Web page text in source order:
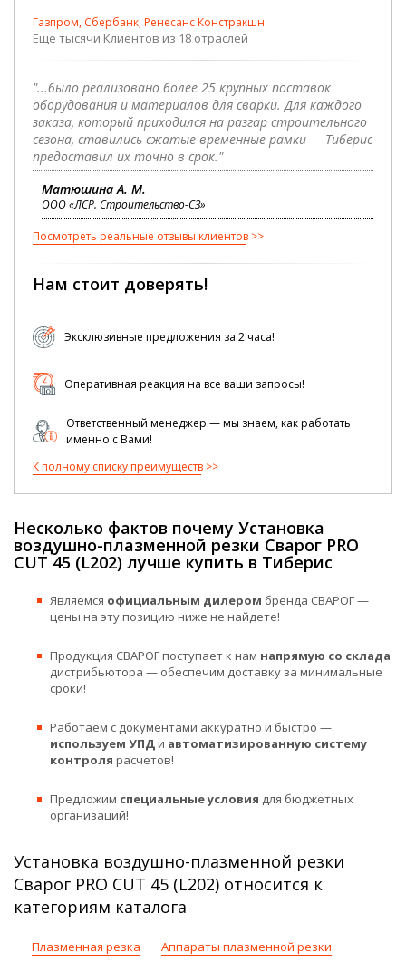
Газпром, Сбербанк, Ренесанс Констракшн
Еще тысячи Клиентов из 18 отраслей
"...было реализовано более 25 крупных поставок
оборудования и материалов для сварки. Для каждого
заказа, который приходился на разгар строительного
сезона, ставились сжатые временные рамки — Тиберис
предоставил их точно в срок."
Матюшина А. М.
ООО «ЛСР. Строительство-СЗ»
Посмотреть реальные отзывы клиентов
Нам стоит доверять!
Эксклюзивные предложения за 2 часа!
Оперативная реакция на все ваши запросы!
Ответственный менеджер — мы знаем, как работать
именно с Вами!
К полному списку преимуществ
Несколько фактов почему Установка
воздушно-плазменной резки Сварог PRO
CUT 45 (L202) лучше купить в Тиберис
Являемся официальным дилером бренда СВАРОГ —
цены на эту позицию ниже не найдете!
Продукция СВАРОГ поступает к нам напрямую со склада
дистрибьютора — обеспечим доставку за минимальные
сроки!
Работаем с документами аккуратно и быстро —
используем УПДи автоматизированную систему
контроля расчетов!
Предложим специальные условия для бюджетных
организаций!
Установка воздушно-плазменной резки
Сварог PRO CUT 45 (L202) относится к
категориям каталога
Плазменная резка
Аппараты плазменной резки